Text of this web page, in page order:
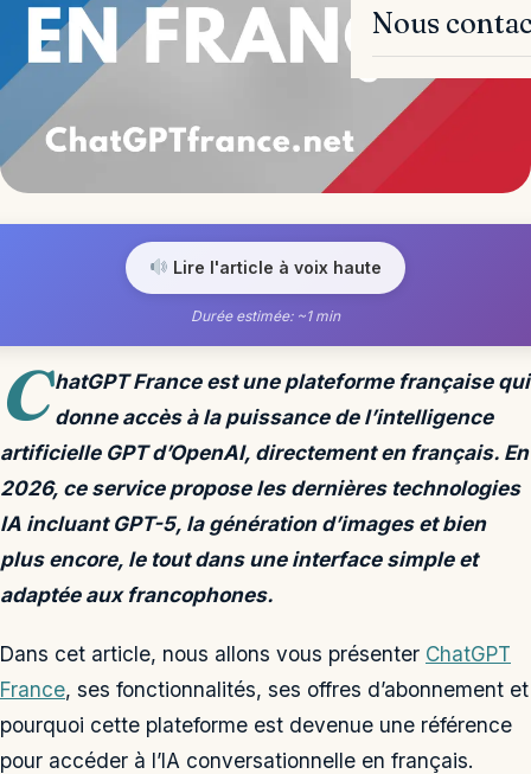
Nous
Lire l'article à voix haute
Durée estimée: ~1 min
C hatGPT France est une plateforme française qui
donne accès à la puissance de l’intelligence
artificielle GPT d’OpenAI, directement en français. En
2026, ce service propose les dernières technologies
IA incluant GPT-5, la génération d’images et bien
plus encore, le tout dans une interface simple et
adaptée aux francophones.
Dans cet article, nous allons vous présenter ChatGPT
France, ses fonctionnalités, ses offres d’abonnement et
pourquoi cette plateforme est devenue une référence
pour accéder à l’IA conversationnelle en français.